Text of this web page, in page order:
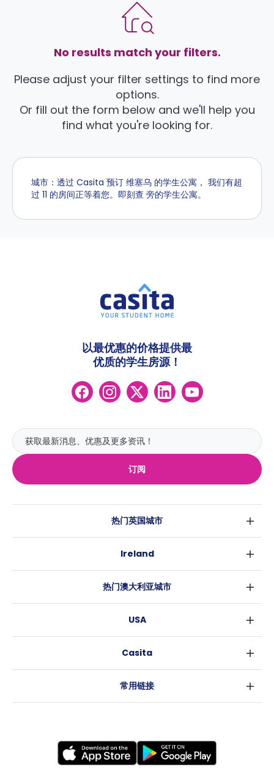
No results match your filters.
Please adjust your filter settings to find more
options.
Or fill out the form below and we'll help you
find what you're looking for.
城市：透过 Casita 预订 维塞乌 的学生公寓， 我们有超
过 11 的房间正等着您。即刻查 旁的学生公寓。
订阅
以最优惠的价格提供最
优质的学生房源！
热门英国城市
格拉斯哥
爱丁堡
利兹
布里斯托
卡迪夫
布拉德福德
纽卡斯尔
Ireland
都柏林
热门澳大利亚城市
布里斯班
阿德莱德
USA
洛杉矶
Casita
常用链接